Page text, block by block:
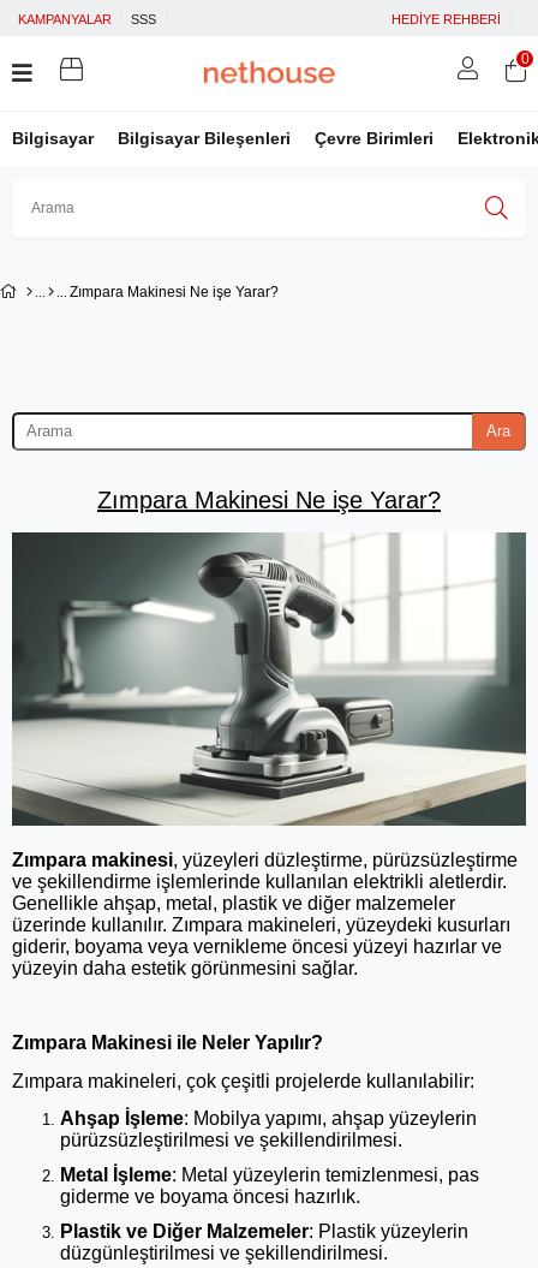
KAMPANYALAR SSS HEDİYE REHBERİ
Bilgisayar Bilgisayar Bileşenleri Çevre Birimleri
0
Zımpara Makinesi Ne işe Yarar?
Ara
Zımpara Makinesi Ne işe Yarar?
Zımpara makinesi, yüzeyleri düzleştirme, pürüzsüzleştirme
ve şekillendirme işlemlerinde kullanılan elektrikli aletlerdir.
Genellikle ahşap, metal, plastik ve diğer malzemeler
üzerinde kullanılır. Zımpara makineleri, yüzeydeki kusurları
giderir, boyama veya vernikleme öncesi yüzeyi hazırlar ve
yüzeyin daha estetik görünmesini sağlar.
Zımpara Makinesi ile Neler Yapılır?
Zımpara makineleri, çok çeşitli projelerde kullanılabilir:
Ahşap İşleme: Mobilya yapımı, ahşap yüzeylerin
pürüzsüzleştirilmesi ve şekillendirilmesi.
Metal İşleme: Metal yüzeylerin temizlenmesi, pas
giderme ve boyama öncesi hazırlık.
Plastik ve Diğer Malzemeler: Plastik yüzeylerin
düzgünleştirilmesi ve şekillendirilmesi.